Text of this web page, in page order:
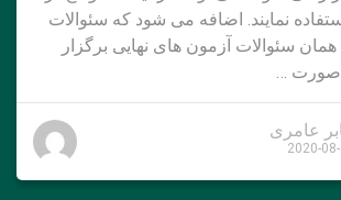
نمایند. اضافه می شود که سئوالات
سئوالات آزمون های نهایی برگزار
صورت …
عامری
2020-